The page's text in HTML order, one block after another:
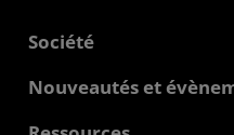
Société
À propos d'AMD
Nouveautés et
Salle de presse